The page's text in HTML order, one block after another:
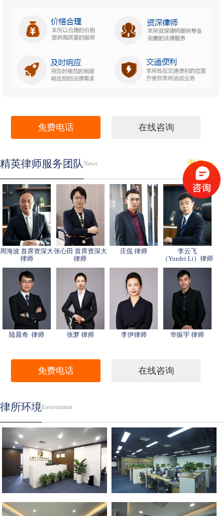
免费电话 在线咨询
精英律师服务团队 News 更多>>
周海波 首席资深大
律师
张心田 首席资深大
律师
庄侃 律师
李云飞
（Yunfei Li）律师
陆晨奇 律师 张梦 律师 李伊律师 华振宇 律师
免费电话 在线咨询
律所环境Environment